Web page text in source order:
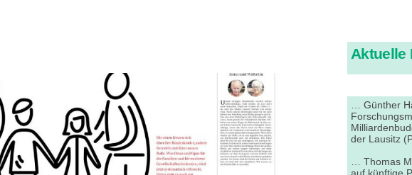
Aktuelle
… Günther
der Lausitz
… Thomas